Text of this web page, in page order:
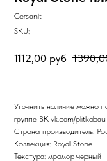
Cersanit
SKU:
1112,00 руб
Уточнить наличие можно
группе ВК vk.com/plitkabau
Страна_производитель:
Коллекция: Royal Stone
Текстура: мрамор черный